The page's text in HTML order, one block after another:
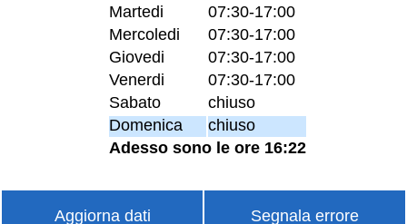
Martedi
07:30-17:00
Mercoledi
07:30-17:00
Giovedi
07:30-17:00
Venerdi
07:30-17:00
Sabato
chiuso
Domenica
chiuso
Adesso sono le ore 16:22
Aggiorna dati Segnala errore